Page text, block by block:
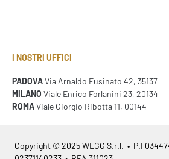
I NOSTRI UFFICI
PADOVAVia Arnaldo Fusinato 42, 35137
MILANO Viale Enrico Forlanini 23, 20134
ROMAViale Giorgio Ribotta 11, 00144
Copyright © 2025 WEGG S.r.l. • P.I